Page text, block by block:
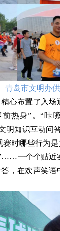
青岛市文明办供
布置了入场
热身”。“咔
明知识互动问
时哪些行为
一个个贴近
，在欢声笑语